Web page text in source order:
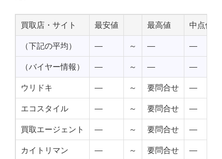
買取店・サイト 最安値 最高値 中点値
（下記の平均） — ～ — —
（バイヤー情報） — ～ — —
ウリドキ — ～ 要問合せ —
エコスタイル — ～ 要問合せ —
買取エージェント — ～ 要問合せ —
カイトリマン — ～ 要問合せ —